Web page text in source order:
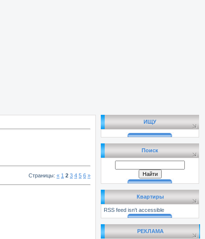
Страницы: « 1 2 3 4 5 6 »
ИЩУ
Поиск
Квартиры
RSS feed isn't accessible
РЕКЛАМА